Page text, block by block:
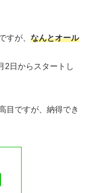
すが、 なんとオール
2日からスタートし
目ですが、納得でき